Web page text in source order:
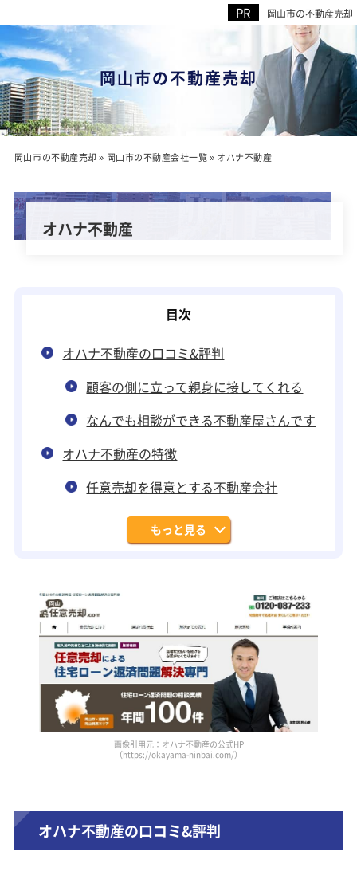
岡山市の不動産売却
岡⼭市の不動産売却
岡山市の不動産売却 » 岡山市の不動産会社一覧» オハナ不動産
オハナ不動産
オハナ不動産の口コミ&評判
顧客の側に立って親身に接してくれる
なんでも相談ができる不動産屋さんです
オハナ不動産の特徴
任意売却を得意とする不動産会社
もっと見る
画像引用元：オハナ不動産の公式HP
（https://okayama-ninbai.com/）
オハナ不動産の口コミ&評判